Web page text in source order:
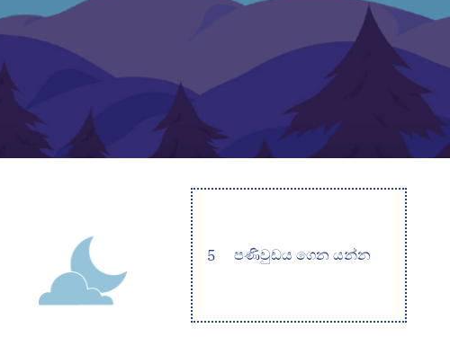
5 පණිවුඩය ගෙන යන්න